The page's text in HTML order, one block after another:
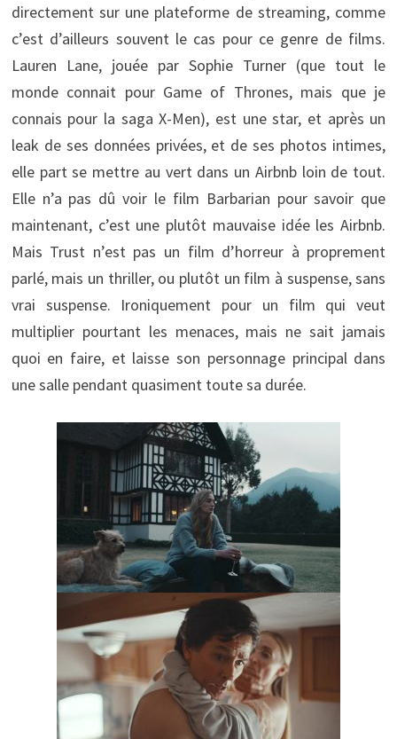
directement sur une plateforme de streaming, comme
c’est d’ailleurs souvent le cas pour ce genre de films.
Lauren Lane, jouée par Sophie Turner (que tout le
monde connait pour Game of Thrones, mais que je
connais pour la saga X-Men), est une star, et après un
leak de ses données privées, et de ses photos intimes,
elle part se mettre au vert dans un Airbnb loin de tout.
Elle n’a pas dû voir le film Barbarian pour savoir que
maintenant, c’est une plutôt mauvaise idée les Airbnb.
Mais Trust n’est pas un film d’horreur à proprement
parlé, mais un thriller, ou plutôt un film à suspense, sans
vrai suspense. Ironiquement pour un film qui veut
multiplier pourtant les menaces, mais ne sait jamais
quoi en faire, et laisse son personnage principal dans
une salle pendant quasiment toute sa durée.